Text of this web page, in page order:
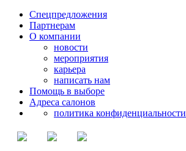
Спецпредложения
Партнерам
О компании
новости
мероприятия
карьера
написать нам
Помощь в выборе
Адреса салонов
политика конфиденциальности